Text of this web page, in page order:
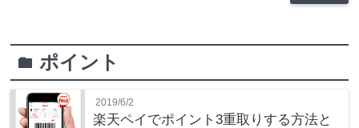
folderポイント
2019/6/2
楽天ペイでポイント3重取りする方法と